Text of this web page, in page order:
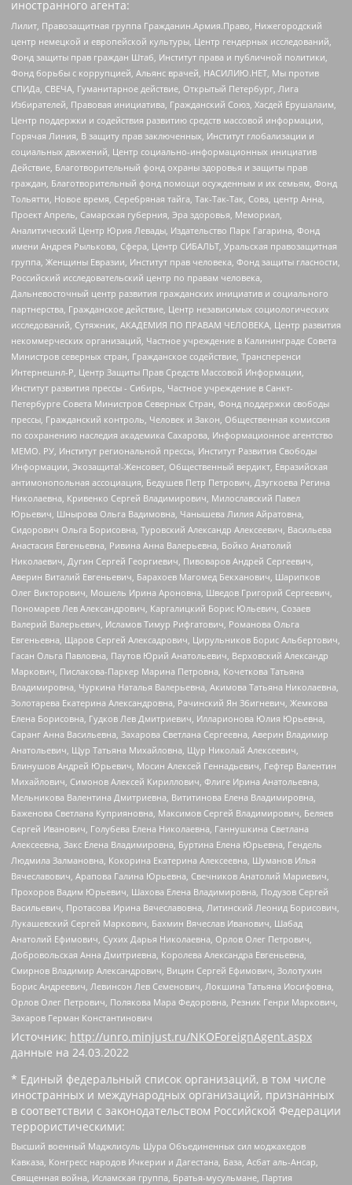
иностранного агента:
Лилит, Правозащитная группа Гражданин.Армия.Право, Нижегородский
центр немецкой и европейской культуры, Центр гендерных исследований,
Фонд защиты прав граждан Штаб, Институт права и публичной политики,
Фонд борьбы с коррупцией, Альянс врачей, НАСИЛИЮ.НЕТ, Мы против
СПИДа, СВЕЧА, Гуманитарное действие, Открытый Петербург, Лига
Избирателей, Правовая инициатива, Гражданский Союз, Хасдей Ерушалаим,
Центр поддержки и содействия развитию средств массовой информации,
Горячая Линия, В защиту прав заключенных, Институт глобализации и
социальных движений, Центр социально-информационных инициатив
Действие, Благотворительный фонд охраны здоровья и защиты прав
граждан, Благотворительный фонд помощи осужденным и их семьям, Фонд
Тольятти, Новое время, Серебряная тайга, Так-Так-Так, Сова, центр Анна,
Проект Апрель, Самарская губерния, Эра здоровья, Мемориал,
Аналитический Центр Юрия Левады, Издательство Парк Гагарина, Фонд
имени Андрея Рылькова, Сфера, Центр СИБАЛЬТ, Уральская правозащитная
группа, Женщины Евразии, Институт прав человека, Фонд защиты гласности,
Российский исследовательский центр по правам человека,
Дальневосточный центр развития гражданских инициатив и социального
партнерства, Гражданское действие, Центр независимых социологических
исследований, Сутяжник, АКАДЕМИЯ ПО ПРАВАМ ЧЕЛОВЕКА, Центр развития
некоммерческих организаций, Частное учреждение в Калининграде Совета
Министров северных стран, Гражданское содействие, Трансперенси
Интернешнл-Р, Центр Защиты Прав Средств Массовой Информации,
Институт развития прессы - Сибирь, Частное учреждение в Санкт-
Петербурге Совета Министров Северных Стран, Фонд поддержки свободы
прессы, Гражданский контроль, Человек и Закон, Общественная комиссия
по сохранению наследия академика Сахарова, Информационное агентство
МЕМО. РУ, Институт региональной прессы, Институт Развития Свободы
Информации, Экозащита!-Женсовет, Общественный вердикт, Евразийская
антимонопольная ассоциация, Бедушев Петр Петрович, Дзугкоева Регина
Николаевна, Кривенко Сергей Владимирович, Милославский Павел
Юрьевич, Шнырова Ольга Вадимовна, Чанышева Лилия Айратовна,
Сидорович Ольга Борисовна, Туровский Александр Алексеевич, Васильева
Анастасия Евгеньевна, Ривина Анна Валерьевна, Бойко Анатолий
Николаевич, Дугин Сергей Георгиевич, Пивоваров Андрей Сергеевич,
Аверин Виталий Евгеньевич, Барахоев Магомед Бекханович, Шарипков
Олег Викторович, Мошель Ирина Ароновна, Шведов Григорий Сергеевич,
Пономарев Лев Александрович, Каргалицкий Борис Юльевич, Созаев
Валерий Валерьевич, Исламов Тимур Рифгатович, Романова Ольга
Евгеньевна, Щаров Сергей Алексадрович, Цирульников Борис Альбертович,
Гасан Ольга Павловна, Паутов Юрий Анатольевич, Верховский Александр
Маркович, Пислакова-Паркер Марина Петровна, Кочеткова Татьяна
Владимировна, Чуркина Наталья Валерьевна, Акимова Татьяна Николаевна,
Золотарева Екатерина Александровна, Рачинский Ян Збигневич, Жемкова
Елена Борисовна, Гудков Лев Дмитриевич, Илларионова Юлия Юрьевна,
Саранг Анна Васильевна, Захарова Светлана Сергеевна, Аверин Владимир
Анатольевич, Щур Татьяна Михайловна, Щур Николай Алексеевич,
Блинушов Андрей Юрьевич, Мосин Алексей Геннадьевич, Гефтер Валентин
Михайлович, Симонов Алексей Кириллович, Флиге Ирина Анатольевна,
Мельникова Валентина Дмитриевна, Вититинова Елена Владимировна,
Баженова Светлана Куприяновна, Максимов Сергей Владимирович, Беляев
Сергей Иванович, Голубева Елена Николаевна, Ганнушкина Светлана
Алексеевна, Закс Елена Владимировна, Буртина Елена Юрьевна, Гендель
Людмила Залмановна, Кокорина Екатерина Алексеевна, Шуманов Илья
Вячеславович, Арапова Галина Юрьевна, Свечников Анатолий Мариевич,
Прохоров Вадим Юрьевич, Шахова Елена Владимировна, Подузов Сергей
Васильевич, Протасова Ирина Вячеславовна, Литинский Леонид Борисович,
Лукашевский Сергей Маркович, Бахмин Вячеслав Иванович, Шабад
Анатолий Ефимович, Сухих Дарья Николаевна, Орлов Олег Петрович,
Добровольская Анна Дмитриевна, Королева Александра Евгеньевна,
Смирнов Владимир Александрович, Вицин Сергей Ефимович, Золотухин
Борис Андреевич, Левинсон Лев Семенович, Локшина Татьяна Иосифовна,
Орлов Олег Петрович, Полякова Мара Федоровна, Резник Генри Маркович,
Захаров Герман Константинович
Источник: http://unro.minjust.ru/NKOForeignAgent.aspx
данные на 24.03.2022
* Единый федеральный список организаций, в том числе
иностранных и международных организаций, признанных
в соответствии с законодательством Российской Федерации
террористическими:
Высший военный Маджлисуль Шура Объединенных сил моджахедов
Кавказа, Конгресс народов Ичкерии и Дагестана, База, Асбат аль-Ансар,
Священная война, Исламская группа, Братья-мусульмане, Партия